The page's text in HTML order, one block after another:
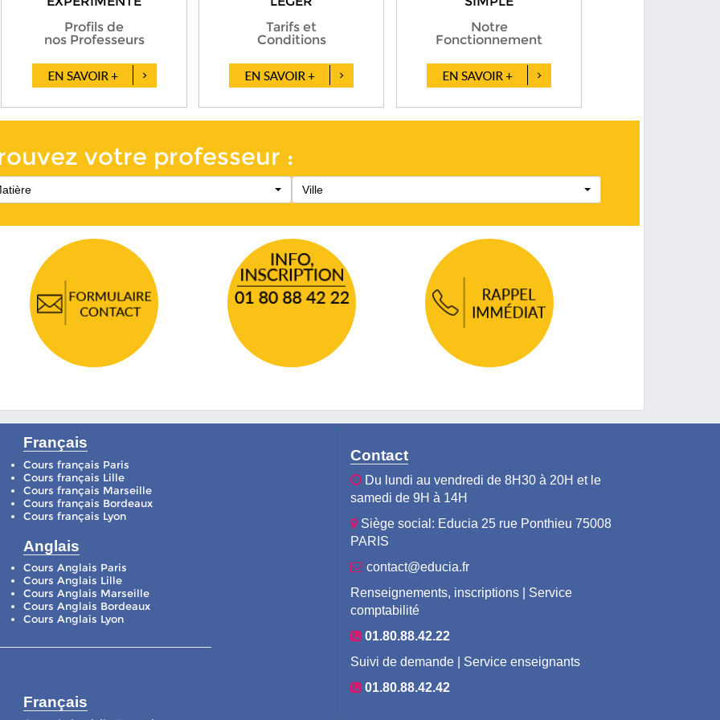
Profils de
nos Professeurs
Tarifs et
Conditions
Notre
Fonctionnement
votre professeur :
Ville
Français
Cours français Paris
Cours français Lille
Cours français Marseille
Cours français Bordeaux
Cours français Lyon
Anglais
Cours Anglais Paris
Cours Anglais Lille
Cours Anglais Marseille
Cours Anglais Bordeaux
Cours Anglais Lyon
Français
Contact
Du lundi au vendredi de 8H30 à 20H et le
samedi de 9H à 14H
Siège social: Educia 25 rue Ponthieu 75008
PARIS
contact@educia.fr
Renseignements, inscriptions | Service
comptabilité
01.80.88.42.22
Suivi de demande | Service enseignants
01.80.88.42.42